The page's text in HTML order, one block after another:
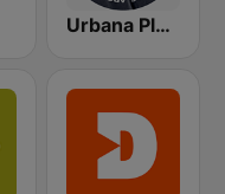
Urbana Play 104.3 FM